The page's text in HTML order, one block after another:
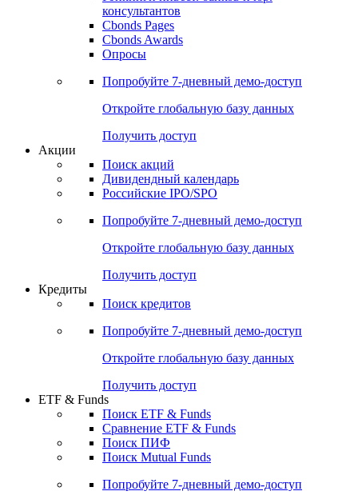
Сукук
Ломбардные списки
Участники рынка
Рэнкинги инвест. банков и юр.
Cbonds Pages
Опросы
Попробуйте7-дневный
Откройте глобальную базу данных
Получить доступ
Поиск акций
Российские IPO/SPO
Попробуйте7-дневный
Откройте глобальную базу данных
Получить доступ
Поиск кредитов
Попробуйте7-дневный
Откройте глобальную базу данных
Получить доступ
ETF & Funds
Сравнение ETF & Funds